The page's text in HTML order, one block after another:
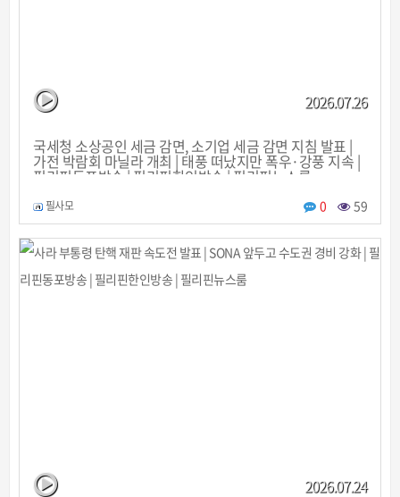
2026.07.26
국세청 소상공인 세금 감면, 소기업 세금 감면 지침 발표 |
가전 박람회 마닐라 개최 | 태풍 떠났지만 폭우·강풍 지속 |
필리핀동포방송 | 필리핀한인방송 | 필리핀뉴스룸
필사모 0 59
2026.07.24